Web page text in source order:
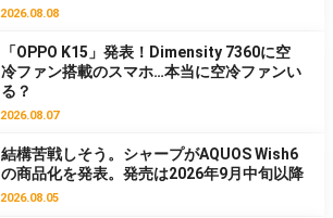
2026.08.08
「OPPO K15」発表！Dimensity 7360に空
冷ファン搭載のスマホ…本当に空冷ファンい
る？
2026.08.07
結構苦戦しそう。シャープがAQUOS Wish6
の商品化を発表。発売は2026年9月中旬以降
2026.08.05